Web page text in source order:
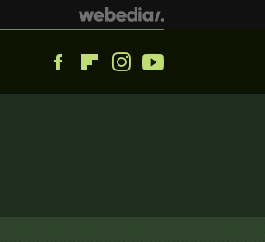
FacebookFlipboardInstagram